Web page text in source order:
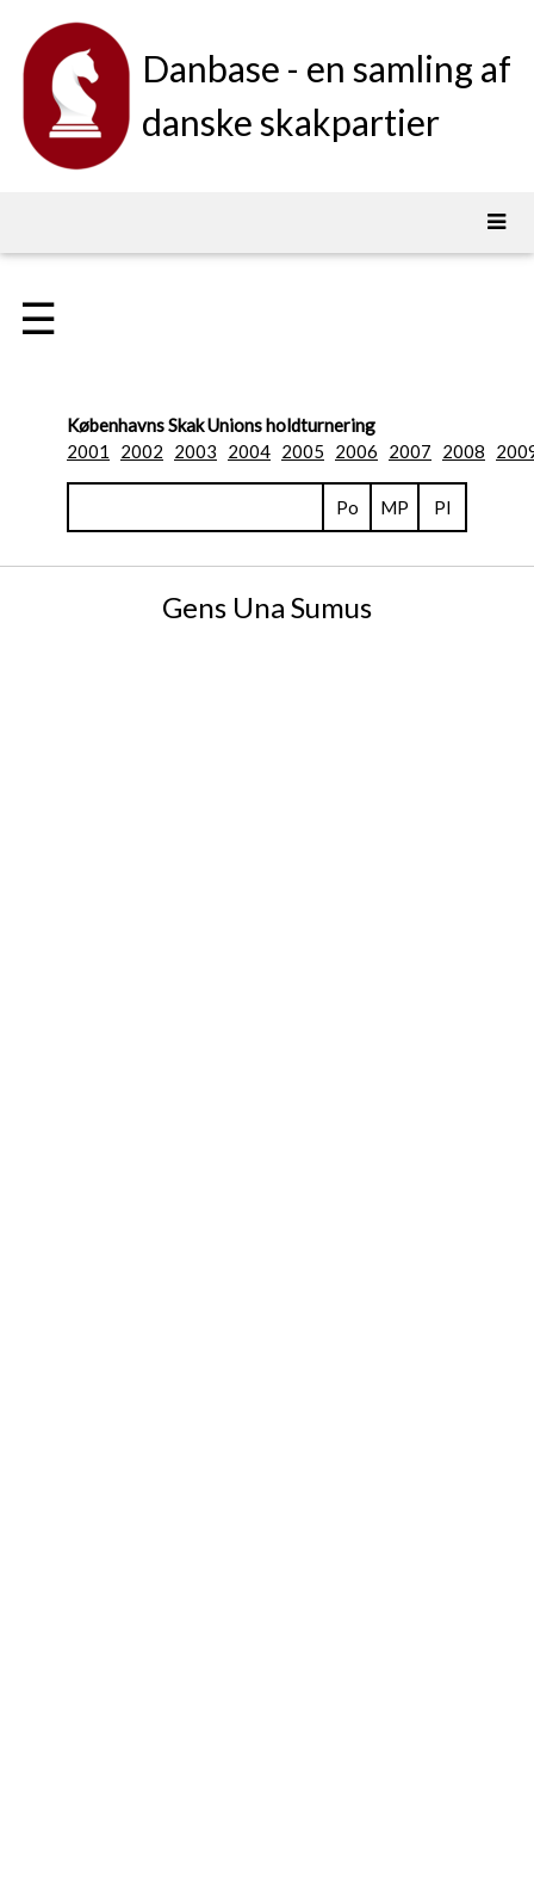
Danbase - en samling af
danske skakpartier
☰
Københavns Skak Unions holdturnering
2001
2002 2003 2004 2005 2006 2007 2008
Po MP Pl
Gens Una Sumus